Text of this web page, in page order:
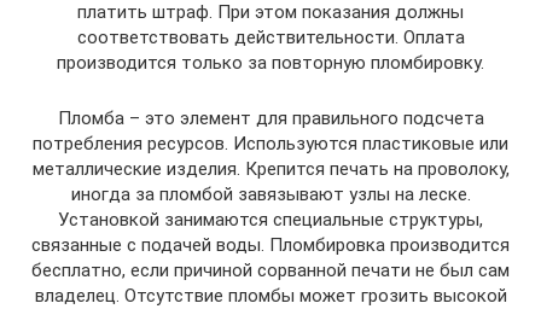
платить штраф. При этом показания должны
соответствовать действительности. Оплата
производится только за повторную пломбировку.
Пломба – это элемент для правильного подсчета
потребления ресурсов. Используются пластиковые или
металлические изделия. Крепится печать на проволоку,
иногда за пломбой завязывают узлы на леске.
Установкой занимаются специальные структуры,
связанные с подачей воды. Пломбировка производится
бесплатно, если причиной сорванной печати не был сам
владелец. Отсутствие пломбы может грозить высокой